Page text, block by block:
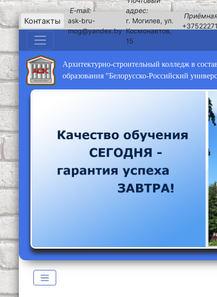
Контакты
E-mail:
ask-bru-
mog@yandex.by
адрес:
г. Могилев, ул.
Космонавтов,
15
Архитектурно-строительный колледж в
образования "Белорусско-Российский